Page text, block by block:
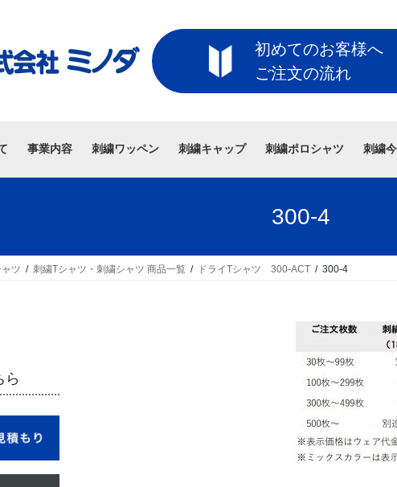
初めてのお客様へ
ご注文の流れ
事業内容 刺繍ワッペン 刺繍キャップ 刺繍ポロシャツ 刺繍
300-4
ツ 刺繍Tシャツ・刺繍シャツ 商品一覧 ドライTシャツ 300-ACT 300-4
ら